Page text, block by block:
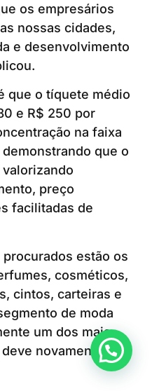
os empresários
nossas cidades,
e desenvolvimento
que o tíquete médio
e R$ 250 por
na faixa
que o
preço
facilitadas de
estão os
cosméticos,
cintos, carteiras e
de moda
um dos mais
novamente
matéria